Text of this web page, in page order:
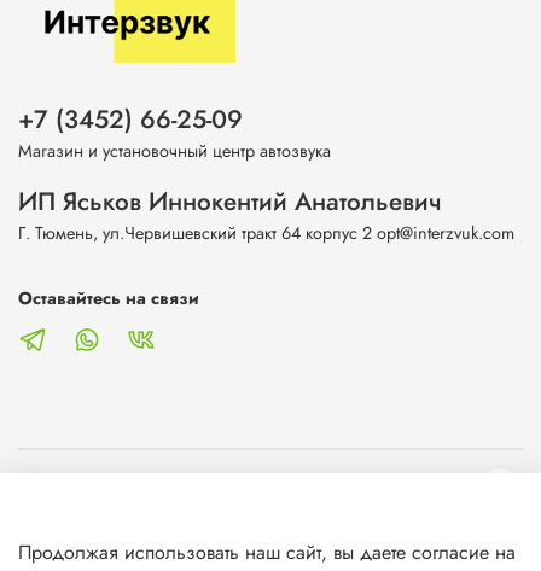
Клиентам
+7 (3452) 66-25-09
Магазин и установочный центр автозвука
ИП Яськов Иннокентий Анатольевич
Г. Тюмень, ул.Червишевский тракт 64 корпус 2 opt@interzvuk.com
Оставайтесь на связи
Продолжая использовать наш сайт, вы даете согласие на